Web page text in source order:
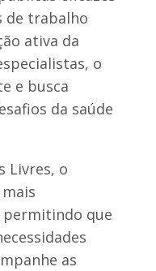
de trabalho
ativa da
o
e busca
da saúde
Livres, o
permitindo que
as